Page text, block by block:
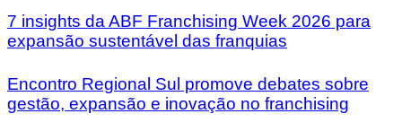
7 insights da ABF Franchising Week 2026 para
expansão sustentável das franquias
Encontro Regional Sul promove debates sobre
gestão, expansão e inovação no franchising